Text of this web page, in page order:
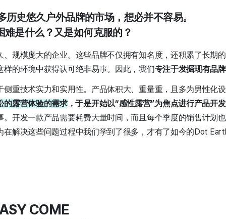
历史悠久户外品牌的市场，想必并不容易。
难是什么？又是如何克服的？
、规模庞大的企业。这些品牌不仅拥有知名度，还积累了长期
样的环境中获得认可绝非易事。因此，我们专注于发掘现有品
侧重技术实力和实用性。产品体积大、重量重，且多为男性化
的露营体验的需求，于是开始以“感性露营”为焦点进行产品开
。开发一款产品需要耗费大量时间，而且每个季度的销售计划
在解决这些问题过程中我们学到了很多，才有了如今的Dot
COME